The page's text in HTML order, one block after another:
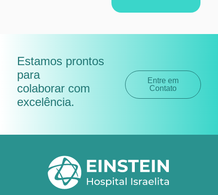
Estamos prontos
para
colaborar com
excelência.
Entre em
Contato